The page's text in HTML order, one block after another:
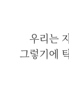
우리는
그렇기에